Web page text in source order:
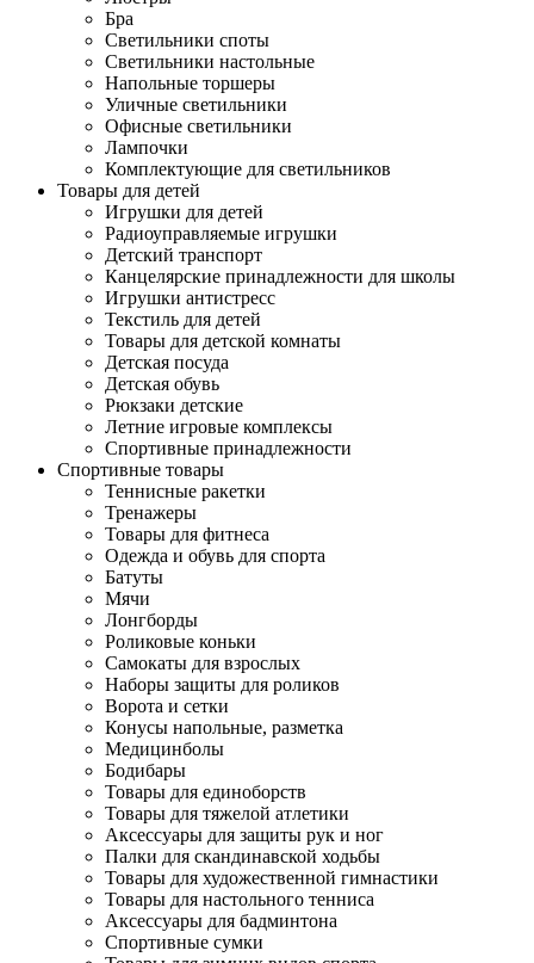
Бра
Светильники споты
Светильники настольные
Напольные торшеры
Уличные светильники
Офисные светильники
Лампочки
Комплектующие для светильников
Товары для детей
Игрушки для детей
Радиоуправляемые игрушки
Детский транспорт
Канцелярские принадлежности для школы
Игрушки антистресс
Текстиль для детей
Товары для детской комнаты
Детская посуда
Детская обувь
Рюкзаки детские
Летние игровые комплексы
Спортивные принадлежности
Спортивные товары
Теннисные ракетки
Тренажеры
Товары для фитнеса
Одежда и обувь для спорта
Батуты
Мячи
Лонгборды
Роликовые коньки
Самокаты для взрослых
Наборы защиты для роликов
Ворота и сетки
Конусы напольные, разметка
Медицинболы
Бодибары
Товары для единоборств
Товары для тяжелой атлетики
Аксессуары для защиты рук и ног
Палки для скандинавской ходьбы
Товары для художественной гимнастики
Товары для настольного тенниса
Аксессуары для бадминтона
Спортивные сумки